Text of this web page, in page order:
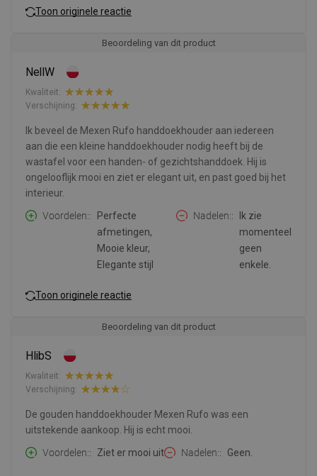
Toon originele reactie
Beoordeling van dit product
NellW
Kwaliteit:
Verschijning:
Ik beveel de Mexen Rufo handdoekhouder aan iedereen
aan die een kleine handdoekhouder nodig heeft bij de
wastafel voor een handen- of gezichtshanddoek. Hij is
ongelooflijk mooi en ziet er elegant uit, en past goed bij het
interieur.
Voordelen:
Perfecte
afmetingen,
Mooie kleur,
Elegante stijl
Nadelen:
Ik zie
momenteel
geen
enkele.
Toon originele reactie
Beoordeling van dit product
HlibS
Kwaliteit:
Verschijning:
De gouden handdoekhouder Mexen Rufo was een
uitstekende aankoop. Hij is echt mooi.
Voordelen:
Ziet er mooi uit Nadelen: Geen.